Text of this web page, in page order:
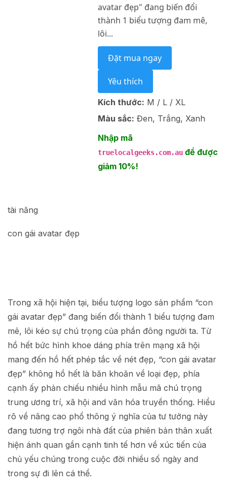
avatar đẹp" đang biến đổi
thành 1 biểu tượng đam mê,
lôi...
Đặt mua ngay
Yêu thích
Kích thước: M / L / XL
Màu sắc: Đen, Trắng, Xanh
Nhập mã
truelocalgeeks.com.auđể được
giảm 10%!
tài năng
con gái avatar đẹp
Trong xã hội hiện tại, biểu tượng logo sản phẩm “con
gái avatar đẹp” đang biến đổi thành 1 biểu tượng đam
mê, lôi kéo sự chú trọng của phần đông người ta. Từ
hồ hết bức hình khoe dáng phía trên mạng xã hội
mang đến hồ hết phép tắc về nét đẹp, “con gái avatar
đẹp” không hồ hết là băn khoăn về loại đẹp, phía
cạnh ấy phản chiếu nhiều hình mẫu mã chú trọng
trung ương trí, xã hội and văn hóa truyền thống. Hiểu
rõ về nâng cao phổ thông ý nghĩa của tư tưởng này
đang tương trợ ngôi nhà đất của phiên bản thân xuất
hiện ánh quan gần cạnh tinh tế hơn về xúc tiến của
chủ yếu chúng trong cuộc đời nhiều số ngày and
trong sự đi lên cá thể.